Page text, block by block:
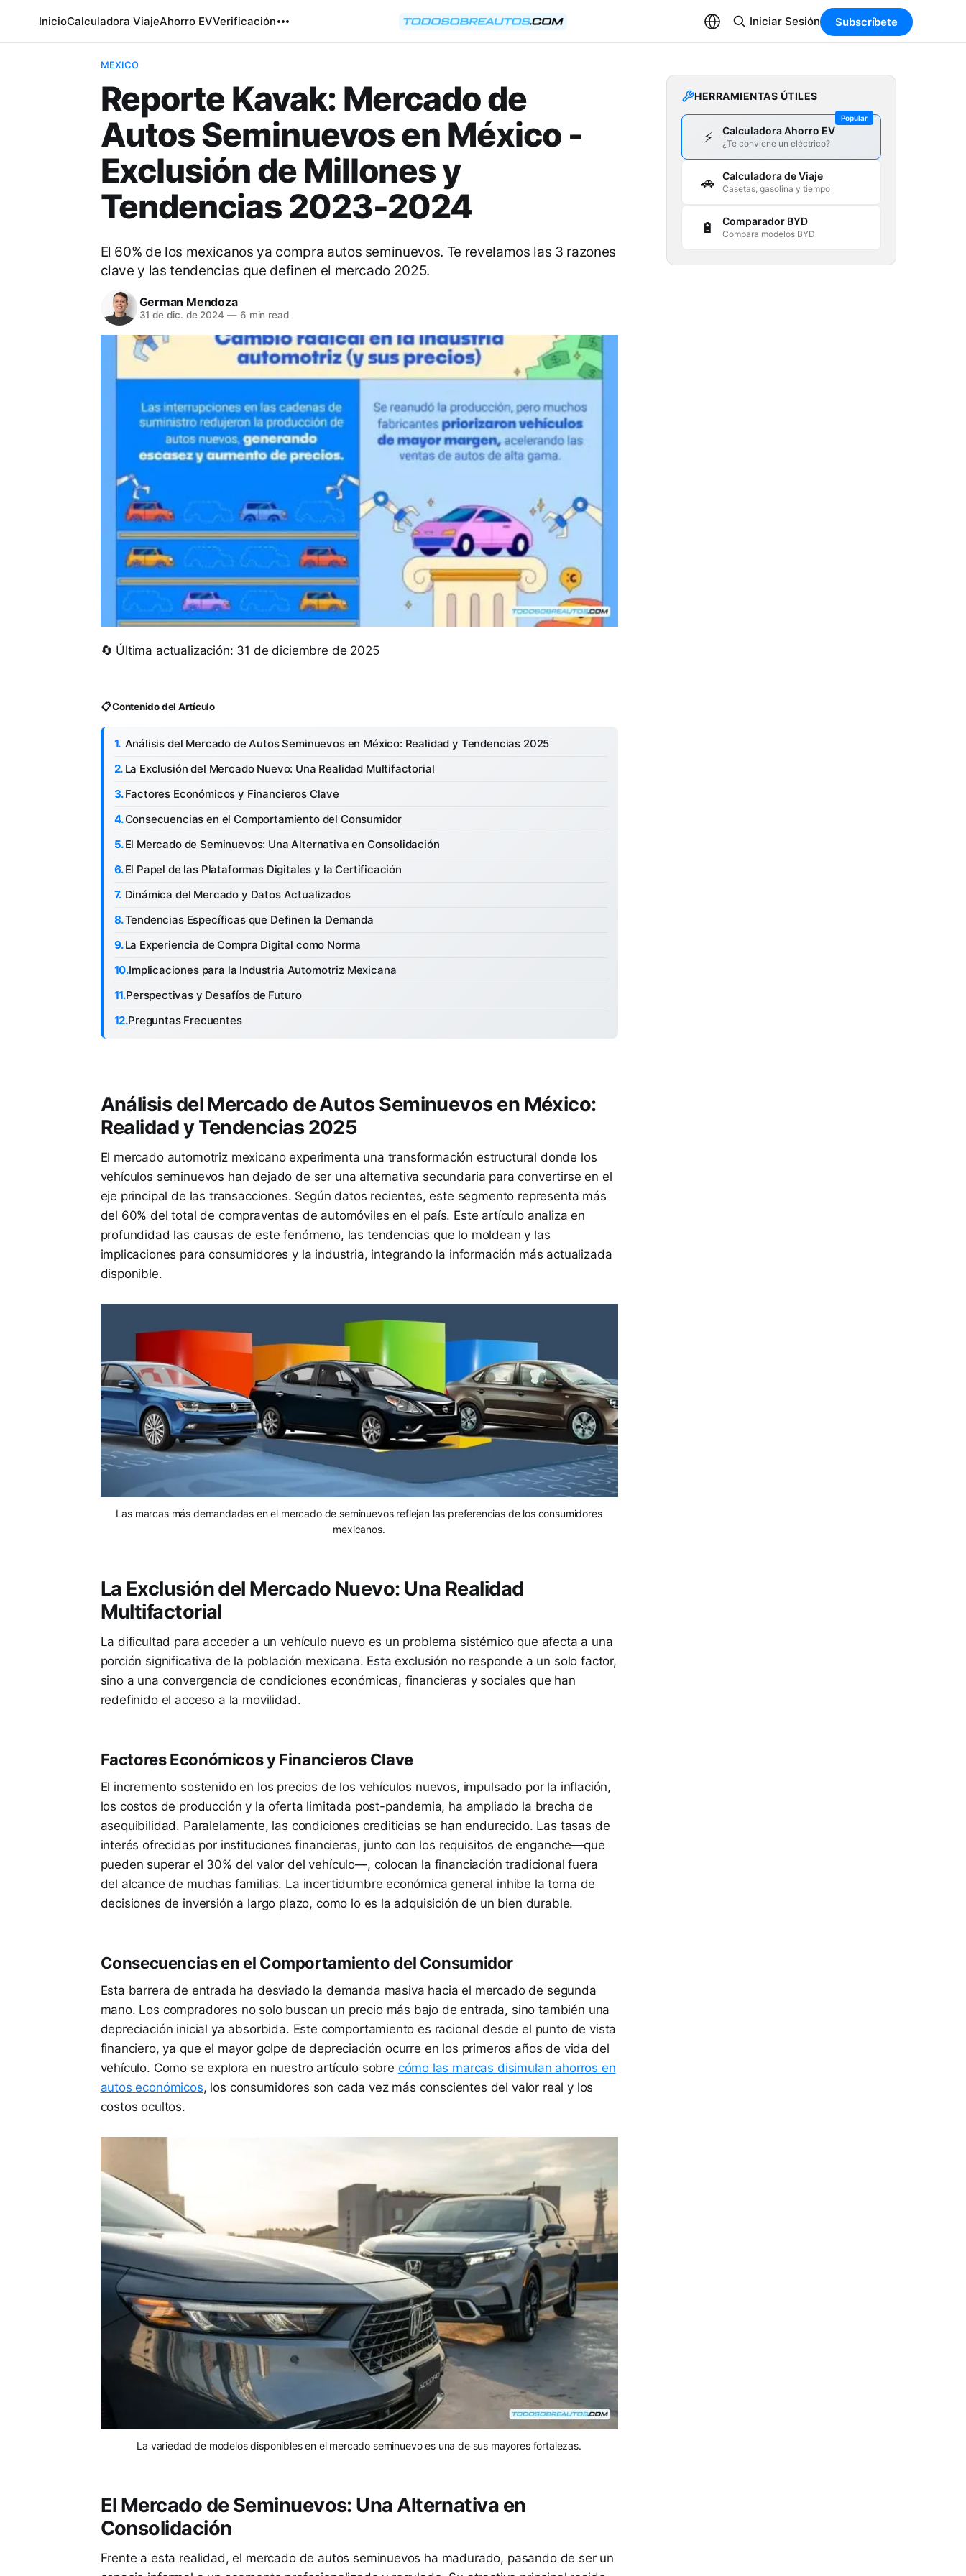
InicioCalculadora ViajeAhorro EVVerificación Iniciar Sesión Subscríbete
MEXICO
Reporte Kavak: Mercado de
Autos Seminuevos en México -
Exclusión de Millones y
Tendencias 2023-2024
El 60% de los mexicanos ya compra autos seminuevos. Te revelamos las 3 razones
clave y las tendencias que definen el mercado 2025.
German Mendoza
31 de dic. de 2024 —6 min read
🔄 Última actualización: 31 de diciembre de 2025
📋 Contenido del Artículo
Análisis del Mercado de Autos Seminuevos en México: Realidad y Tendencias 2025
La Exclusión del Mercado Nuevo: Una Realidad Multifactorial
Factores Económicos y Financieros Clave
Consecuencias en el Comportamiento del Consumidor
El Mercado de Seminuevos: Una Alternativa en Consolidación
El Papel de las Plataformas Digitales y la Certificación
Dinámica del Mercado y Datos Actualizados
Tendencias Específicas que Definen la Demanda
La Experiencia de Compra Digital como Norma
Implicaciones para la Industria Automotriz Mexicana
Perspectivas y Desafíos de Futuro
Preguntas Frecuentes
Análisis del Mercado de Autos Seminuevos en México:
Realidad y Tendencias 2025
El mercado automotriz mexicano experimenta una transformación estructural donde los
vehículos seminuevos han dejado de ser una alternativa secundaria para convertirse en el
eje principal de las transacciones. Según datos recientes, este segmento representa más
del 60% del total de compraventas de automóviles en el país. Este artículo analiza en
profundidad las causas de este fenómeno, las tendencias que lo moldean y las
implicaciones para consumidores y la industria, integrando la información más actualizada
disponible.
Las marcas más demandadas en el mercado de seminuevos reflejan las preferencias de los consumidores
mexicanos.
La Exclusión del Mercado Nuevo: Una Realidad
Multifactorial
La dificultad para acceder a un vehículo nuevo es un problema sistémico que afecta a una
porción significativa de la población mexicana. Esta exclusión no responde a un solo factor,
sino a una convergencia de condiciones económicas, financieras y sociales que han
redefinido el acceso a la movilidad.
Factores Económicos y Financieros Clave
El incremento sostenido en los precios de los vehículos nuevos, impulsado por la inflación,
los costos de producción y la oferta limitada post-pandemia, ha ampliado la brecha de
asequibilidad. Paralelamente, las condiciones crediticias se han endurecido. Las tasas de
interés ofrecidas por instituciones financieras, junto con los requisitos de enganche—que
pueden superar el 30% del valor del vehículo—, colocan la financiación tradicional fuera
del alcance de muchas familias. La incertidumbre económica general inhibe la toma de
decisiones de inversión a largo plazo, como lo es la adquisición de un bien durable.
Consecuencias en el Comportamiento del Consumidor
Esta barrera de entrada ha desviado la demanda masiva hacia el mercado de segunda
mano. Los compradores no solo buscan un precio más bajo de entrada, sino también una
depreciación inicial ya absorbida. Este comportamiento es racional desde el punto de vista
financiero, ya que el mayor golpe de depreciación ocurre en los primeros años de vida del
vehículo. Como se explora en nuestro artículo sobre cómo las marcas disimulan ahorros en
autos económicos, los consumidores son cada vez más conscientes del valor real y los
costos ocultos.
La variedad de modelos disponibles en el mercado seminuevo es una de sus mayores fortalezas.
El Mercado de Seminuevos: Una Alternativa en
Consolidación
Frente a esta realidad, el mercado de autos seminuevos ha madurado, pasando de ser un
HERRAMIENTAS ÚTILES
Popular
⚡ Calculadora Ahorro EV
¿Te conviene un eléctrico?
🚗 Calculadora de Viaje
Casetas, gasolina y tiempo
🔋 Comparador BYD
Compara modelos BYD